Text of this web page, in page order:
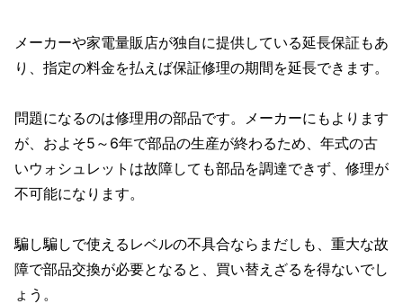
メーカーや家電量販店が独自に提供している延長保証もあ
り、指定の料金を払えば保証修理の期間を延長できます。
問題になるのは修理用の部品です。メーカーにもよります
が、およそ5～6年で部品の生産が終わるため、年式の古
いウォシュレットは故障しても部品を調達できず、修理が
不可能になります。
騙し騙しで使えるレベルの不具合ならまだしも、重大な故
障で部品交換が必要となると、買い替えざるを得ないでし
ょう。